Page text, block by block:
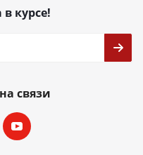
в курсе!
связи